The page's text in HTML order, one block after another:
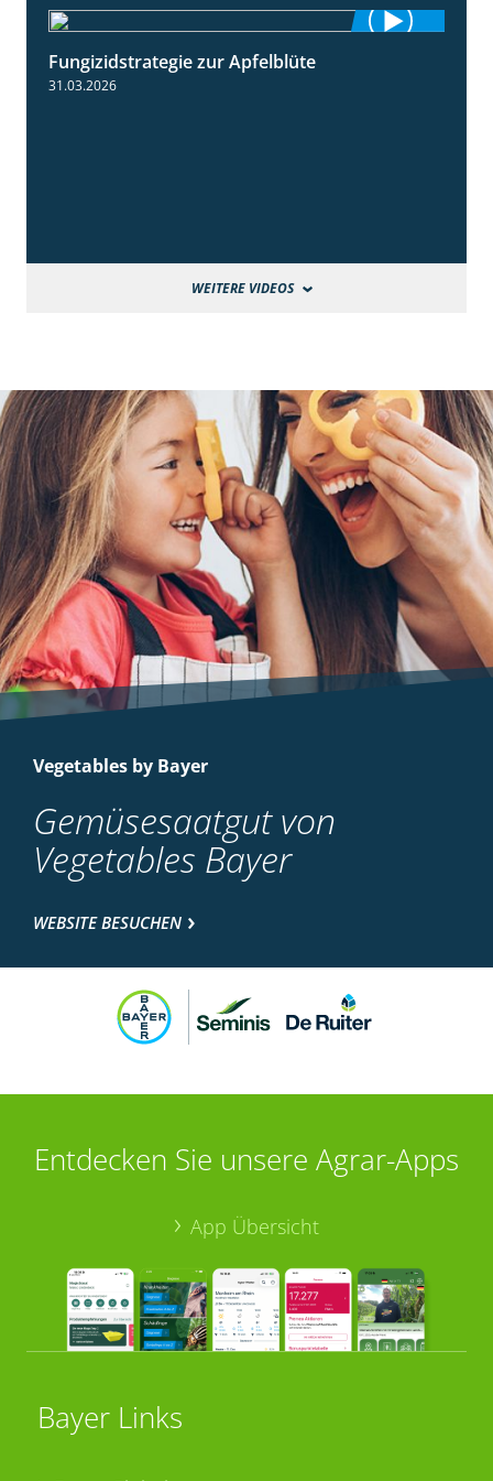
Fungizidstrategie zur Apfelblüte
31.03.2026
WEITERE VIDEOS
Vegetables by Bayer
Gemüsesaatgut von
Vegetables Bayer
WEBSITE BESUCHEN
Entdecken Sie unsere Agrar-Apps
App Übersicht
Bayer Links